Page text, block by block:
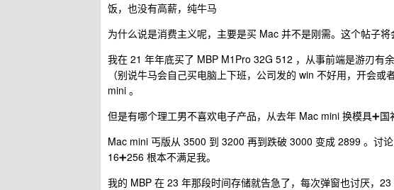
饭，也没有高薪，纯牛马
为什么说是消费主义呢，主要是买 Mac 并不是刚需。这个帖子
我在 21 年年底买了 MBP M1Pro 32G 512 ，从事前端是游刃有
（别说牛马会自己买电脑上下班，公司发的 win 不好用，开会
mini 。
但是有哪个理工男不喜欢电子产品，从去年 Mac mini 换模具➕国
Mac mini 丐版从 3500 到 3200 再到跌破 3000 变成 2899 。讨
16➕256 根本不满足我。
我的 MBP 在 23 年那段时间存储就告急了，每次弹窗也讨厌，